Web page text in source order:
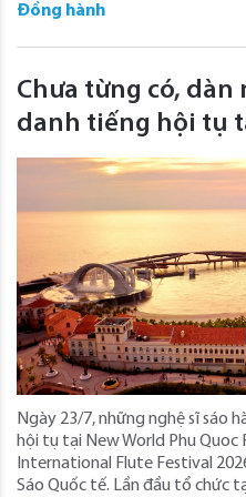
Đồng hành
Chưa từng có, dàn
danh tiếng hội tụ
Ngày 23/7, những nghệ sĩ sáo
hội tụ tại New World Phu Quoc
International Flute Festival
Sáo Quốc tế. Lần đầu tổ chức